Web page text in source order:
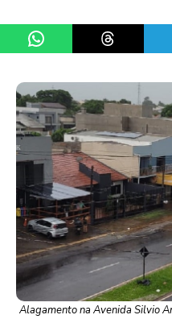
Share on WhatsApp
Share on
Alagamento na Avenida Silvio